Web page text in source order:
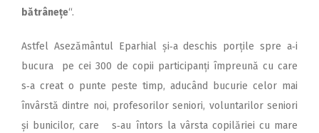
bătrânețe“.
Astfel Asezământul Eparhial și‑a deschis porțile spre a‑i
bucura pe cei 300 de copii participanți împreună cu care
s‑a creat o punte peste timp, aducând bucurie celor mai
învârstă dintre noi, profesorilor seniori, voluntarilor seniori
și bunicilor, care s‑au întors la vârsta copilăriei cu mare